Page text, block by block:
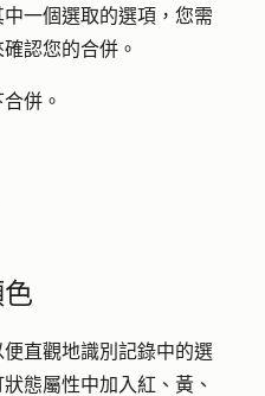
一個選取的選項，您需
確認您的合併。
合併。
直觀地識別記錄中的選
態屬性中加入紅、黃、